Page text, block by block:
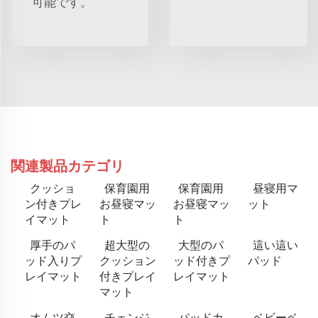
関連製品カテゴリ
クッショ
ン付きプレ
イマット
保育園用
お昼寝マッ
ト
保育園用
お昼寝マッ
ト
昼寝用マ
ット
厚手のパ
ッド入りプ
レイマット
超大型の
クッション
付きプレイ
マット
大型のパ
ッド付きプ
レイマット
這い這い
パッド